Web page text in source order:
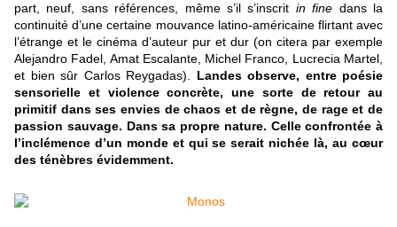
part, neuf, sans références, même s’il s’inscrit in fine dans la
continuité d’une certaine mouvance latino-américaine flirtant avec
l’étrange et le cinéma d’auteur pur et dur (on citera par exemple
Alejandro Fadel, Amat Escalante, Michel Franco, Lucrecia Martel,
et bien sûr Carlos Reygadas). Landes observe, entre poésie
sensorielle et violence concrète, une sorte de retour au
primitif dans ses envies de chaos et de règne, de rage et de
passion sauvage. Dans sa propre nature. Celle confrontée à
l’inclémence d’un monde et qui se serait nichée là, au cœur
des ténèbres évidemment.